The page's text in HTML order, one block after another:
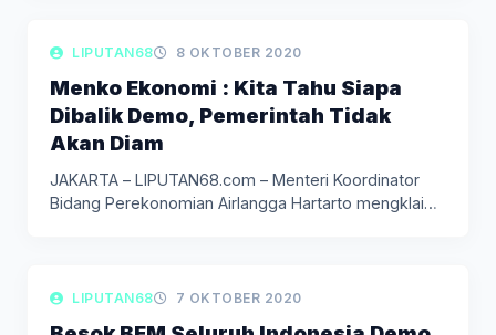
LIPUTAN BERITA
LIPUTAN68 8 OKTOBER 2020
Menko Ekonomi : Kita Tahu Siapa
Dibalik Demo, Pemerintah Tidak
Akan Diam
JAKARTA – LIPUTAN68.com – Menteri Koordinator
Bidang Perekonomian Airlangga Hartarto mengklaim
LIPUTAN BERITA
LIPUTAN68 7 OKTOBER 2020